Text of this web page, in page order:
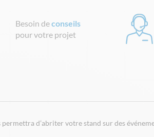
Besoin deconseils
pour votre projet
d’abriter votre stand sur des